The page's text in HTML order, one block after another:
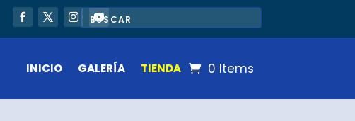
INICIO GALERÍA TIENDA 0 Items